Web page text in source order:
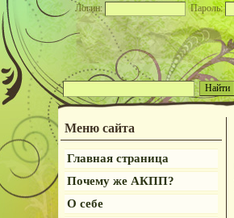
Логин: Пароль:
Меню сайта
Главная страница
Почему же АКПП?
О себе